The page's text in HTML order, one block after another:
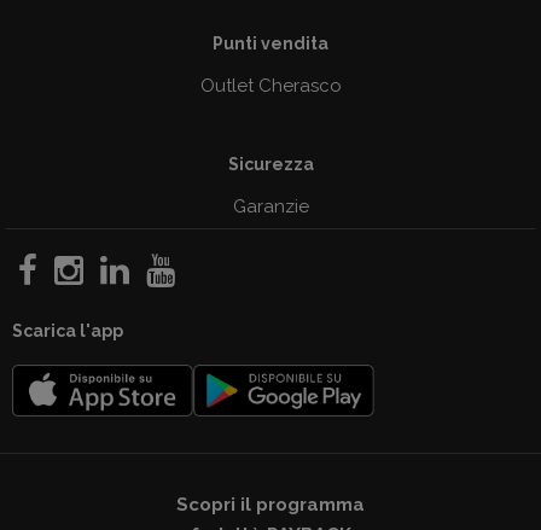
Punti vendita
Outlet Cherasco
Sicurezza
Garanzie
Scarica l'app
Scopri il programma